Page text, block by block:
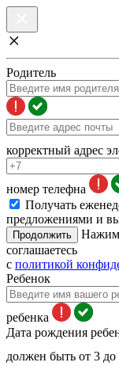
Родитель
корректный адрес
номер телефна
Получать
предложениями и
Продолжить
соглашаетесь
с политикой
Ребенок
ребенка
Дата рождения
должен быть от 3 до